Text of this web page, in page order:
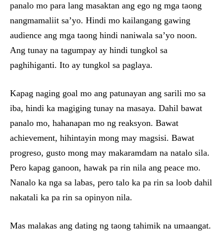
panalo mo para lang masaktan ang ego ng mga taong
nangmamaliit sa’yo. Hindi mo kailangang gawing
audience ang mga taong hindi naniwala sa’yo noon.
Ang tunay na tagumpay ay hindi tungkol sa
paghihiganti. Ito ay tungkol sa paglaya.
Kapag naging goal mo ang patunayan ang sarili mo sa
iba, hindi ka magiging tunay na masaya. Dahil bawat
panalo mo, hahanapan mo ng reaksyon. Bawat
achievement, hihintayin mong may magsisi. Bawat
progreso, gusto mong may makaramdam na natalo sila.
Pero kapag ganoon, hawak pa rin nila ang peace mo.
Nanalo ka nga sa labas, pero talo ka pa rin sa loob dahil
nakatali ka pa rin sa opinyon nila.
Mas malakas ang dating ng taong tahimik na umaangat.